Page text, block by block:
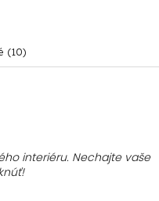
(10)
interiéru. Nechajte vaše